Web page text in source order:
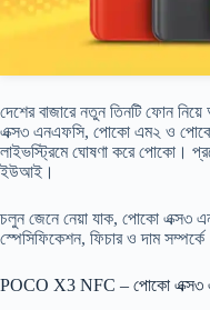
দেশের বাজারে নতুন তিনটি ফোন
এক্স৩ এনএফসি, পোকো এম২ ও
লাইভস্ট্রিমে ঘোষণা করে পোকো।
ইউআই।
চলুন জেনে নেয়া যাক, পোকো
স্পেসিফিকেশন, ফিচার ও দাম
POCO X3 NFC – পোকো এক্স৩